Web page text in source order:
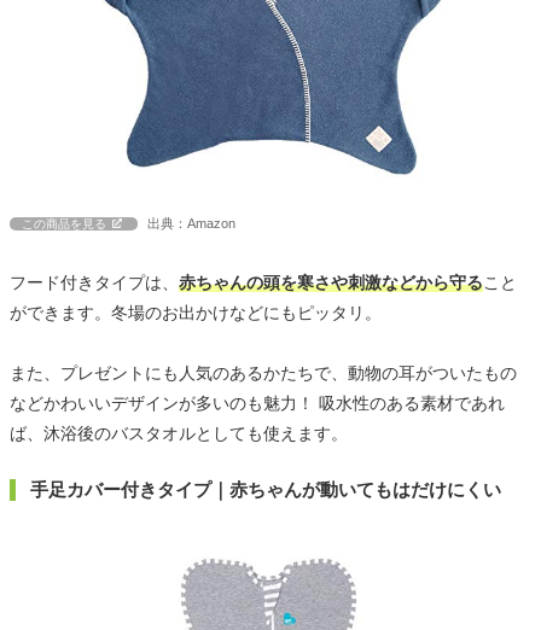
この商品を見る 出典：Amazon
フード付きタイプは、 赤ちゃんの頭を寒さや刺激などから守ること
ができます。冬場のお出かけなどにもピッタリ。
また、プレゼントにも人気のあるかたちで、動物の耳がついたもの
などかわいいデザインが多いのも魅力！ 吸水性のある素材であれ
ば、沐浴後のバスタオルとしても使えます。
手足カバー付きタイプ｜赤ちゃんが動いてもはだけにくい